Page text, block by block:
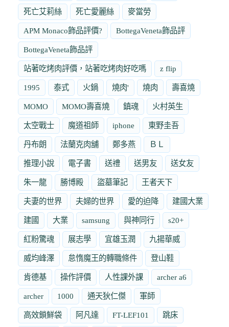
死亡艾莉絲 死亡愛麗絲 麥當勞
APM Monaco飾品評價? BottegaVeneta飾品評
BottegaVeneta飾品評
站著吃烤肉評價，站著吃烤肉好吃嗎 z flip
1995 泰式 火鍋 燒肉' 燒肉 壽喜燒
MOMO MOMO壽喜燒 鎮魂 火村英生
太空戰士 魔道祖師 iphone 東野圭吾
丹布朗 法蘭克肉舖 鄭多燕 ＢＬ
推理小說 電子書 送禮 送男友 送女友
朱一龍 勝博殿 盜墓筆記 王者天下
夫妻的世界 夫婦的世界 愛的迫降 建國大業
建國 大業 samsung 與神同行 s20+
紅粉驚魂 展志學 宜雄玉潤 九揚華威
威均峰澤 怠惰魔王的轉職條件 登山鞋
肯德基 操作評價 人性課外課 archer a6
archer 1000 通天狄仁傑 軍師
高效鎖鮮袋 阿凡達 FT-LEF101 跳床